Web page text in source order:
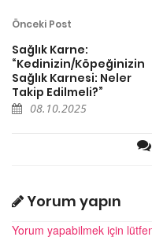
Önceki Post
Sağlık Karne:
“Kedinizin/Köpeğinizin
Sağlık Karnesi: Neler
Takip Edilmeli?”
08.10.2025
Yorum yapın
Yorum yapabilmek için